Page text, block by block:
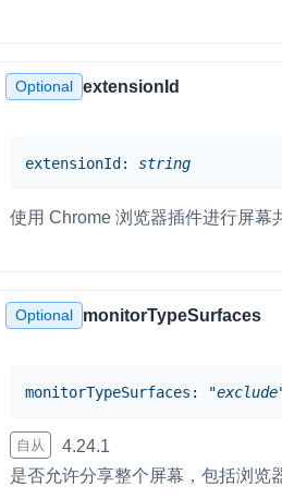
Optional extensionId
extensionId : string
使用 Chrome 浏览器插件进行屏幕
Optional monitorTypeSurfaces
monitorTypeSurfaces :
自从
4.24.1
是否允许分享整个屏幕，包括浏览